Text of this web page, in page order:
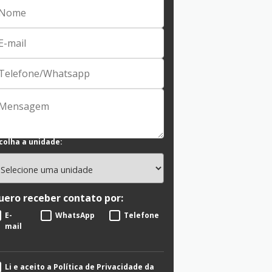
a unidade:
receber contato por:
E-
mail
WhatsApp Telefone
Li e aceito a Política de Privacidade da